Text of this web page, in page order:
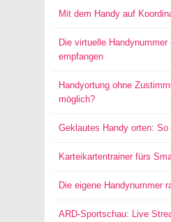
Mit dem Handy auf
Die virtuelle
empfangen
Handyortung ohne
möglich?
Geklautes Handy orten: So
Karteikartentrainer fürs
Die eigene Handynummer
ARD-Sportschau: Live